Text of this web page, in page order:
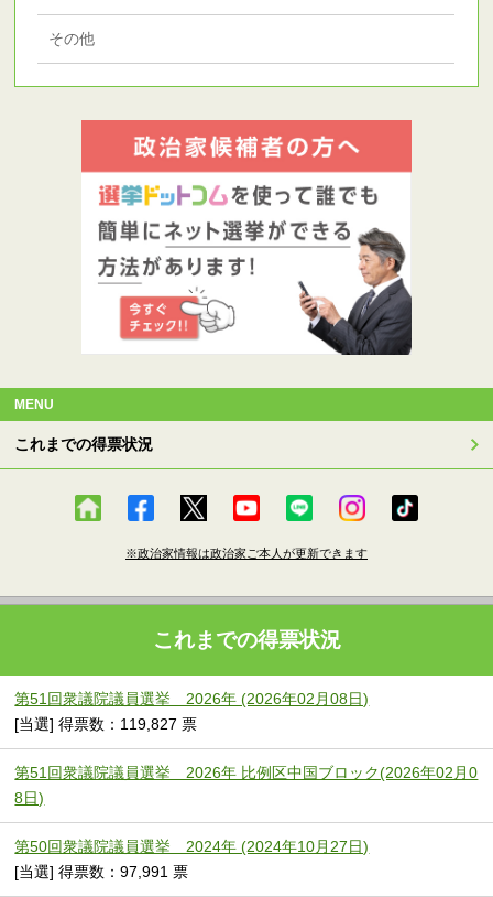
その他
MENU
これまでの得票状況
※政治家情報は政治家ご本人が更新できます
これまでの得票状況
第51回衆議院議員選挙 2026年 (2026年02月08日)
[当選] 得票数：119,827 票
第51回衆議院議員選挙 2026年 比例区中国ブロック(2026年02月0
8日)
第50回衆議院議員選挙 2024年 (2024年10月27日)
[当選] 得票数：97,991 票